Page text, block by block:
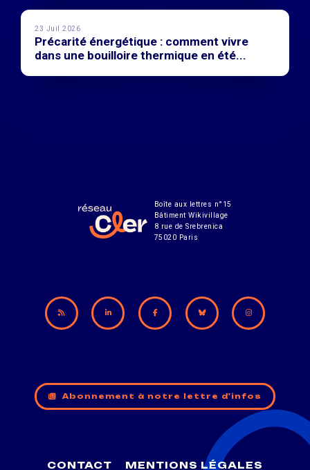
23 Juil 2026
Précarité énergétique : comment vivre
dans une bouilloire thermique en été...
Boîte aux lettres n°15
Bâtiment Wikivillage
8 rue de Srebrenica
75020 Paris
Abonnement à notre lettre d'infos
CONTACT MENTIONS LÉGALES